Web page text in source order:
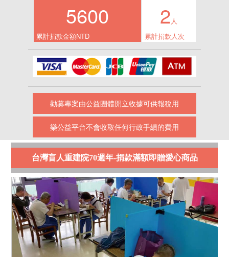
5600
累計捐款金額NTD
2人
累計捐款人次
勸募專案由公益團體開立收據可供報稅用
樂公益平台不會收取任何行政手續的費用
台灣盲人重建院70週年-捐款滿額即贈愛心商品